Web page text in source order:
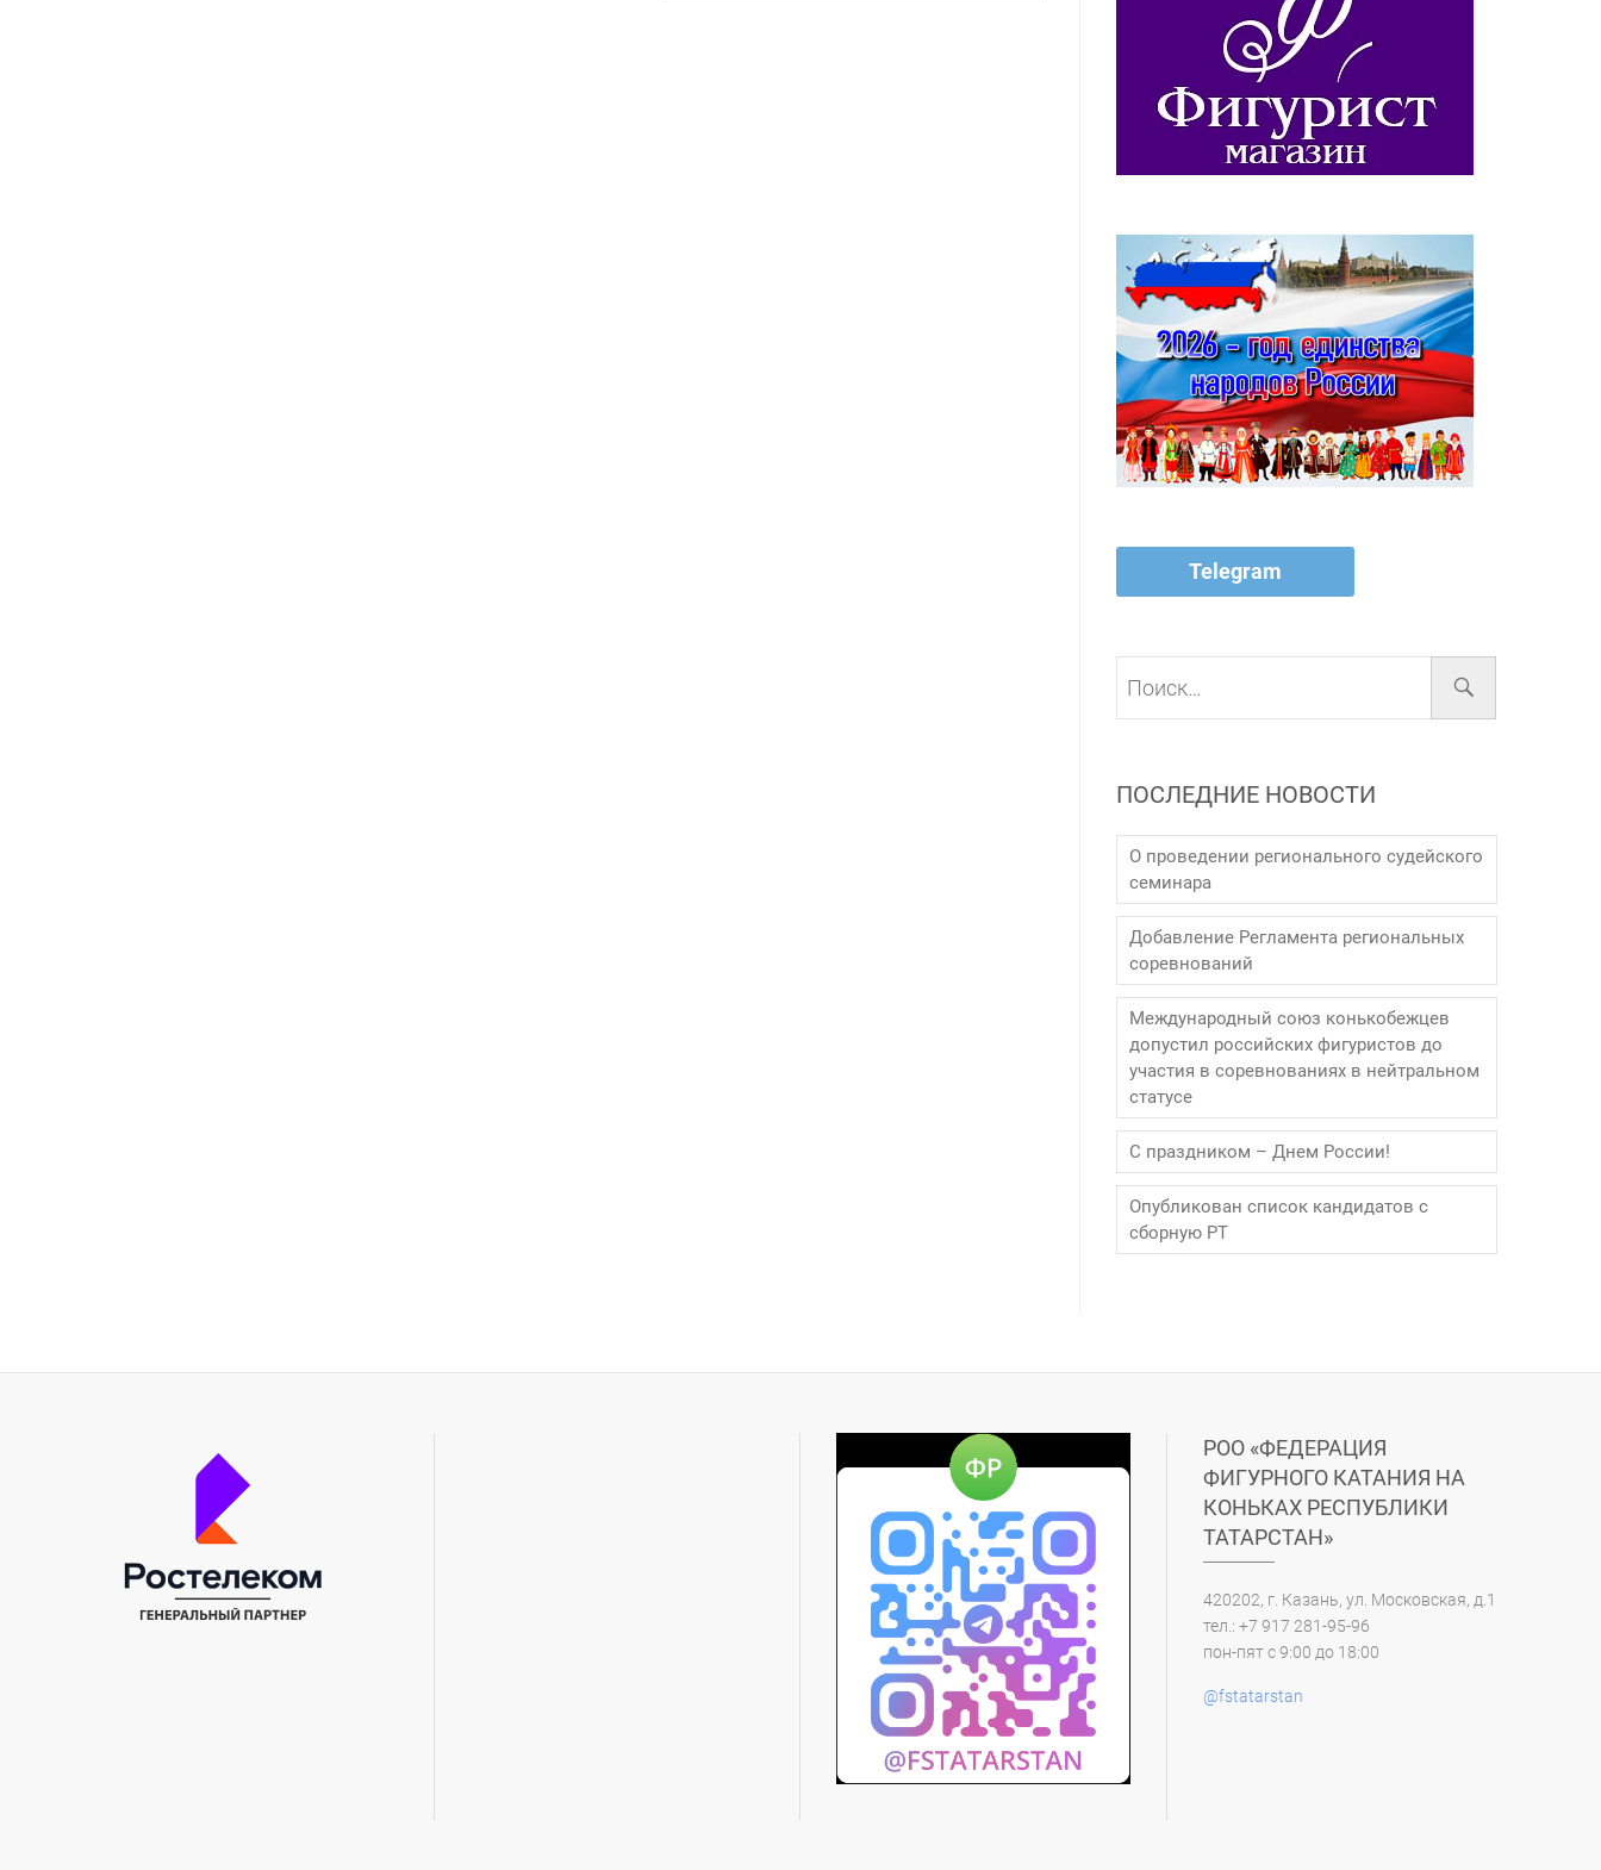
Telegram
ПОСЛЕДНИЕ НОВОСТИ
О проведении регионального судейского
семинара
Добавление Регламента региональных
соревнований
Международный союз конькобежцев
допустил российских фигуристов до
участия в соревнованиях в нейтральном
статусе
С праздником – Днем России!
Опубликован список кандидатов с
сборную РТ
РОО «ФЕДЕРАЦИЯ
ФИГУРНОГО КАТАНИЯ НА
КОНЬКАХ РЕСПУБЛИКИ
ТАТАРСТАН»
420202, г. Казань, ул. Московская, д.1
тел.: +7 917 281-95-96
пон-пят с 9:00 до 18:00
@fstatarstan